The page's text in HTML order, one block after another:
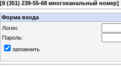
[8 (351) 239-55-68 многоканальный номер]
Форма входа
Логин:
Пароль:
запомнить